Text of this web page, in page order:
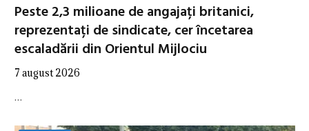
Peste 2,3 milioane de angajați britanici,
reprezentați de sindicate, cer încetarea
escaladării din Orientul Mijlociu
7 august 2026
…